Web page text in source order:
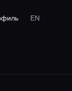
EN